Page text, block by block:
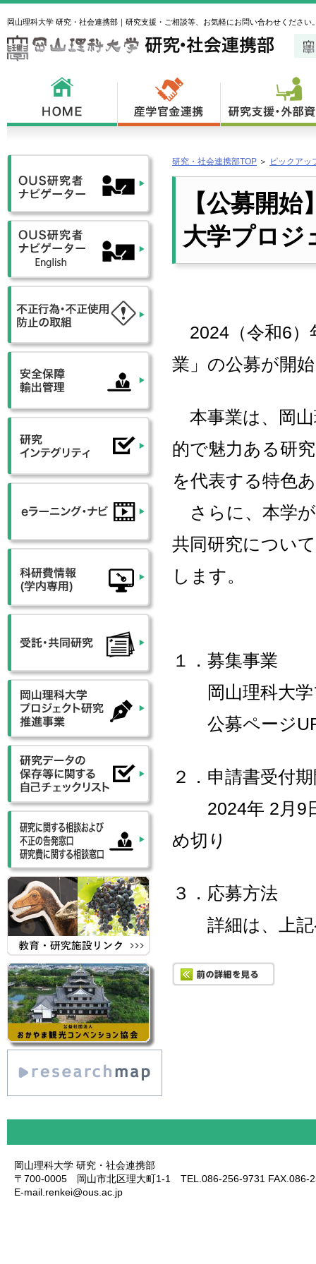
岡山理科大学 研究・社会連携部｜研究支援・ご相談等、お気軽にお問い合わせください
研究・社会連携部TOP ＞ ピックアッ
【公募開
大学プロジ
2024（令和6）
業」の公募が開
本事業は、岡山
的で魅力ある研
を代表する特色
さらに、本学
共同研究につい
します。
１．募集事業
岡山理科大学
公募ページ
２．申請書受付
2024年 2月9日
め切り
３．応募方法
詳細は、上記
岡山理科大学 研究・社会連携部
〒700-0005 岡山市北区理大町1-1 TEL.086-256-9731 FAX.086-
E-mail.renkei@ous.ac.jp